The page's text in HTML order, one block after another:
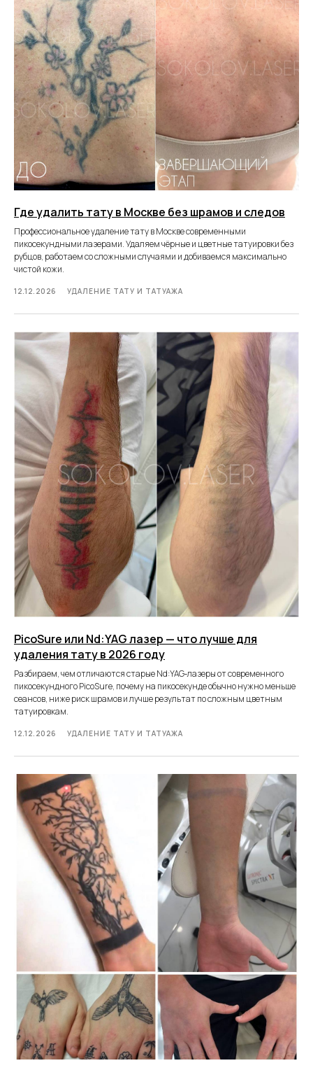
Где удалить тату в Москве без шрамов и следов
Профессиональное удаление тату в Москве современными
пикосекундными лазерами. Удаляем чёрные и цветные татуировки без
рубцов, работаем со сложными случаями и добиваемся максимально
чистой кожи.
12.12.2026 УДАЛЕНИЕ ТАТУ И ТАТУАЖА
PicoSure или Nd:YAG лазер — что лучше для
удаления тату в 2026 году
Разбираем, чем отличаются старые Nd:YAG‑лазеры от современного
пикосекундного PicoSure, почему на пикосекунде обычно нужно меньше
сеансов, ниже риск шрамов и лучше результат по сложным цветным
татуировкам.
12.12.2026 УДАЛЕНИЕ ТАТУ И ТАТУАЖА